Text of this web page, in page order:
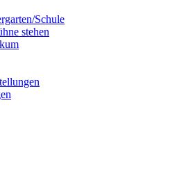
Schule
stehen